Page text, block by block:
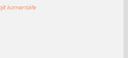
komentáře